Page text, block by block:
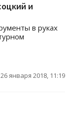
и
в руках
26 января 2018, 11:19